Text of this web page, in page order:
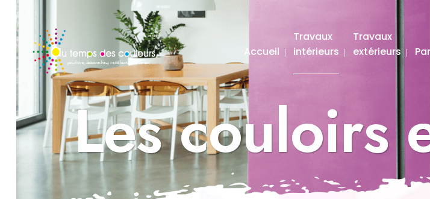
Accueil
Travaux
intérieurs
Travaux
extérieurs
Les couloirs